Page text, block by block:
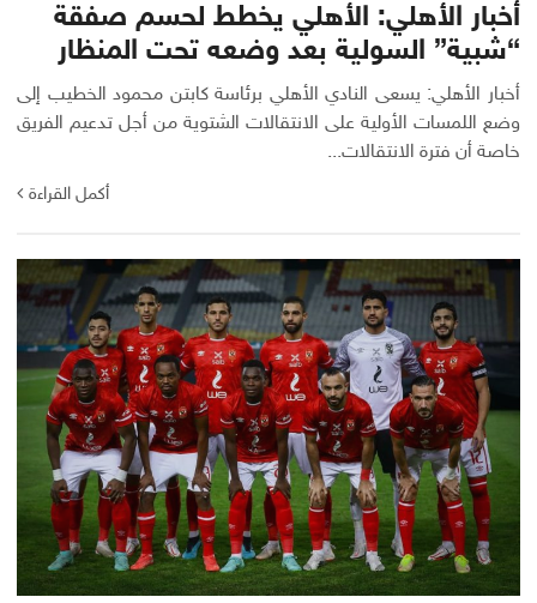
أخبار الأهلي: الأهلي يخطط لحسم صفقة
“شبية” السولية بعد وضعه تحت المنظار
أخبار الأهلي: يسعى النادي الأهلي برئاسة كابتن محمود الخطيب إلى
وضع اللمسات الأولية على الانتقالات الشتوية من أجل تدعيم الفريق
خاصة أن فترة الانتقالات...
أكمل القراءة